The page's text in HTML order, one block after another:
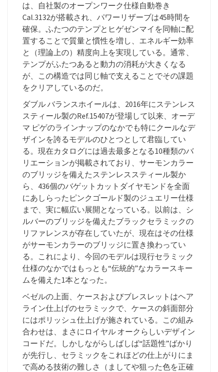
は、自社製のオープンワーク仕様自動巻き
Cal.3132が搭載され、パワーリザーブは45時間を
確保。ふたつのテンプとヒゲゼンマイを同軸に配
置することで質量と慣性を増し、エネルギー効率
と（理論上の）精度向上を実現している。通常、
テンプがふたつあると動力の消耗が大きくなる
が、この構造では同じ軸で支えることでその課題
をクリアしているのだ。
ダブル バランスホイールは、2016年にステンレス
スティール製のRef.15407が登場して以来、オーデ
マ ピゲのラインナップのなかでも特にクールなデ
ザインを誇るモデルのひとつとして君臨してい
る。現在カタログには過去最多となる10種類のバ
リエーションが掲載されており、サーモンカラー
のブリッジを備えたステンレススティール製か
ら、436個のバゲットカットダイヤモンドを全面
にあしらったピンクゴールド製のジュエリー仕様
まで、実に幅広い展開となっている。以前は、シ
ルバーのブリッジを備えたブラックセラミックの
リファレンスが存在していたが、現在はその仕様
がサーモンカラーのブリッジに置き換わってい
る。これにより、今回のモデルは現行セラミック
仕様のなかではもっとも“伝統的”なカラースキー
ムを備えた1本となった。
ベゼルの上面、ケースおよびブレスレットはヘア
ライン仕上げのセラミックで、ケースの斜面部分
にはポリッシュ仕上げが施されている。この組み
合わせは、まさにロイヤル オークらしいデザイン
コードだ。しかしながらしばしば“話題性”ばかり
が先行し、セラミックをこれほどの仕上がりにま
で高める技術の難しさ（ましてや狙った色を正確